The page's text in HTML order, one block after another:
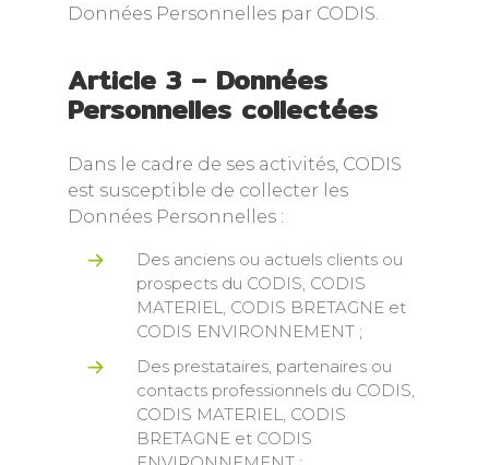
Données Personnelles par CODIS.
Article 3 – Données
Personnelles collectées
Dans le cadre de ses activités, CODIS
est susceptible de collecter les
Données Personnelles :
Des anciens ou actuels clients ou
prospects du CODIS, CODIS
MATERIEL, CODIS BRETAGNE et
CODIS ENVIRONNEMENT ;
Des prestataires, partenaires ou
contacts professionnels du CODIS,
CODIS MATERIEL, CODIS
BRETAGNE et CODIS